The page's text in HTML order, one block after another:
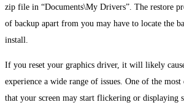
zip file in “Documents\My Drivers”. The restore
of backup apart from you may have to locate the
install.
If you reset your graphics driver, it will likely
experience a wide range of issues. One of the
that your screen may start flickering or displaying